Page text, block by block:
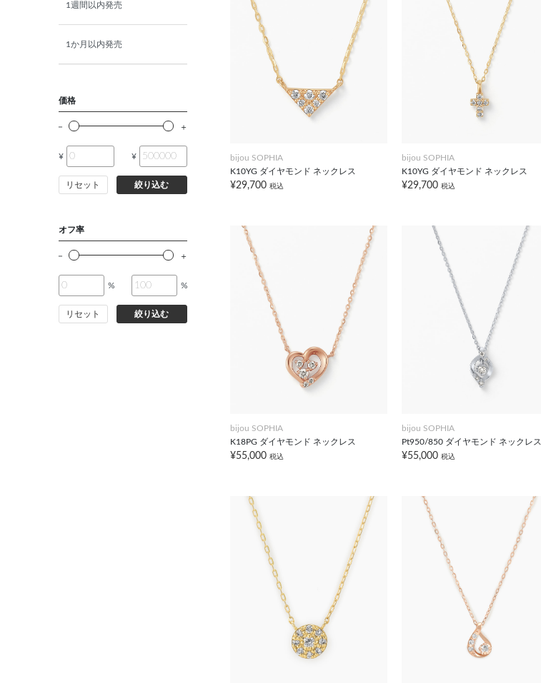
1週間以内発売
1か月以内発売
価格
¥ ¥
リセット 絞り込む
オフ率
% %
リセット 絞り込む
bijou SOPHIA
K10YG ダイヤモンド ネックレス
¥29,700 税込
bijou SOPHIA
K10YG ダイヤモンド ネックレス
¥29,700 税込
bijou SOPHIA
K18PG ダイヤモンド ネックレス
¥55,000 税込
bijou SOPHIA
Pt950/850 ダイヤモンド ネックレス
¥55,000 税込